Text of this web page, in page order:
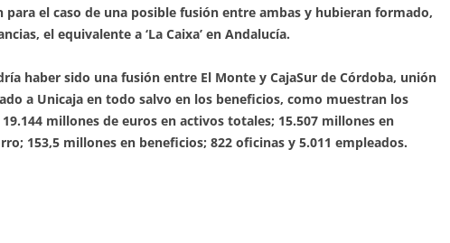
para el caso de una posible fusión entre ambas y hubieran formado,
el equivalente a ‘La Caixa’ en Andalucía.
haber sido una fusión entre El Monte y CajaSur de Córdoba, unión
a Unicaja en todo salvo en los beneficios, como muestran los
millones de euros en activos totales; 15.507 millones en
153,5 millones en beneficios; 822 oficinas y 5.011 empleados.